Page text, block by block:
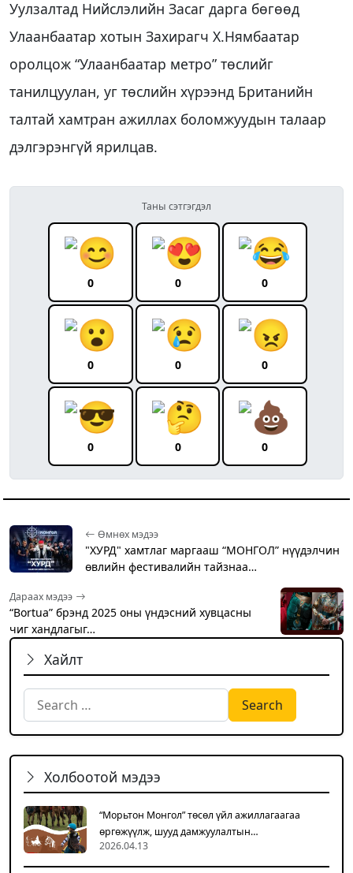
Уулзалтад Нийслэлийн Засаг дарга бөгөөд
Улаанбаатар хотын Захирагч Х.Нямбаатар
оролцож “Улаанбаатар метро” төслийг
танилцуулан, уг төслийн хүрээнд Британийн
талтай хамтран ажиллах боломжуудын талаар
дэлгэрэнгүй ярилцав.
Таны сэтгэгдэл
0 0 0
0 0 0
0 0 0
Өмнөх мэдээ
"ХУРД" хамтлаг маргааш “МОНГОЛ” нүүдэлчин
өвлийн фестивалийн тайзнаа…
Дараах мэдээ
“Bortua” брэнд 2025 оны үндэсний хувцасны
чиг хандлагыг…
Хайлт
Search for:
Холбоотой мэдээ
“Морьтон Монгол” төсөл үйл ажиллагаагаа
өргөжүүлж, шууд дамжуулалтын…
2026.04.13